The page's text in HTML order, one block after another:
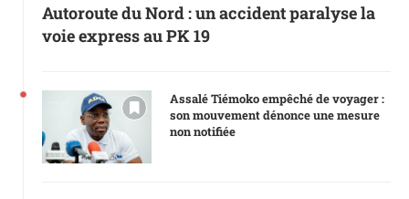
Autoroute du Nord : un accident paralyse la
voie express au PK 19
Assalé Tiémoko empêché de voyager :
son mouvement dénonce une mesure
non notifiée